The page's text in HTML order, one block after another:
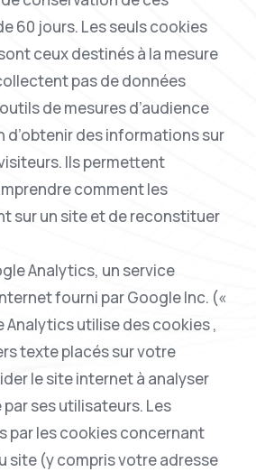
60 jours. Les seuls cookies
ceux destinés à la mesure
pas de données
de mesures d’audience
d’obtenir des informations sur
Ils permettent
comment les
sur un site et de reconstituer
Analytics, un service
fourni par Google Inc. («
Analytics utilise des cookies ,
texte placés sur votre
le site internet à analyser
ses utilisateurs. Les
par les cookies concernant
site (y compris votre adresse